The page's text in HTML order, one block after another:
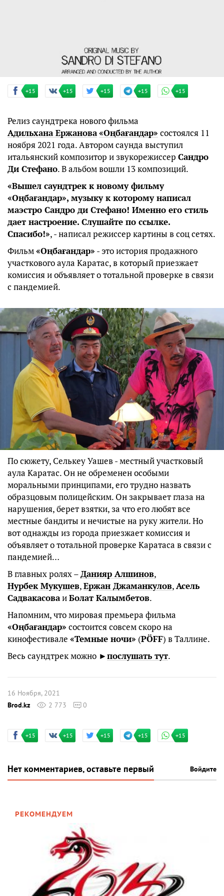
+15 +15 +15 +15 +15
Релиз саундтрека нового фильма
Адильхана Ержанова«Оңбағандар» состоялся 11
ноября 2021 года. Автором саунда выступил
итальянский композитор и звукорежиссер Сандро
Ди Стефано. В альбом вошли 13 композиций.
«Вышел саундтрек к новому фильму
«Оңбағандар», музыку к которому написал
маэстро Сандро ди Стефано! Именно его стиль
дает настроение. Слушайте по ссылке.
Спасибо!», - написал режиссер картины в соц сетях.
Фильм«Оңбағандар» - это история продажного
участкового аула Каратас, в который приезжает
комиссия и объявляет о тотальной проверке в связи
с пандемией.
По сюжету, Селькеу Уашев - местный участковый
аула Каратас. Он не обременен особыми
моральными принципами, его трудно назвать
образцовым полицейским. Он закрывает глаза на
нарушения, берет взятки, за что его любят все
местные бандиты и нечистые на руку жители. Но
вот однажды из города приезжает комиссия и
объявляет о тотальной проверке Каратаса в связи с
пандемией…
В главных ролях –Данияр Алшинов,
Нурбек Мукушев,Ержан Джаманкулов,Асель
СадвакасоваиБолат Калымбетов.
Напомним, что мировая премьера фильма
«Оңбағандар» состоится совсем скоро на
кинофестивале «Темные ночи» (PÖFF) в Таллине.
Весь саундтрек можно ►послушать тут.
16 Ноября, 2021
Brod.kz
2 773 0
+15 +15 +15 +15 +15
Нет комментариев, оставьте первый Войдите
РЕКОМЕНДУЕМ